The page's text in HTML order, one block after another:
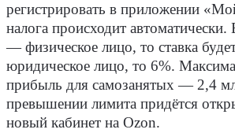
регистрировать в приложении
налога происходит автоматически.
— физическое лицо, то ставка
юридическое лицо, то 6%.
прибыль для самозанятых — 2,4
превышении лимита придётся
новый кабинет на Ozon.